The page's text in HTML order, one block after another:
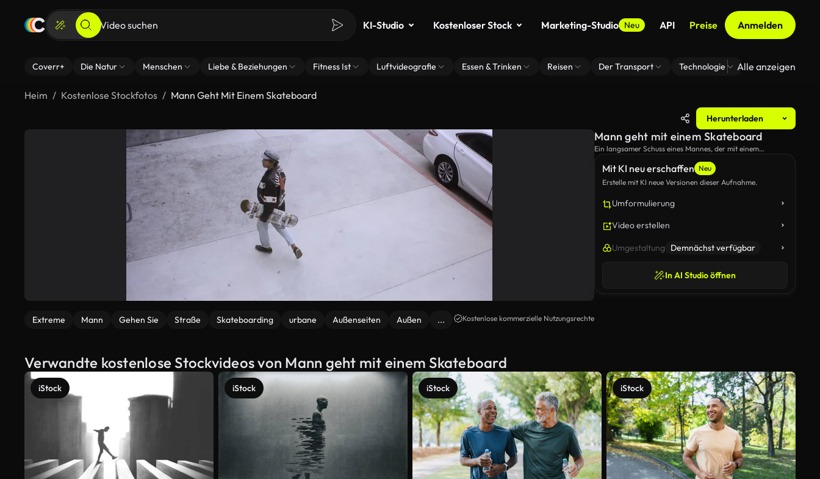
KI-Studio Kostenloser Stock Marketing-Studio Neu API Preise Anmelden
Coverr+ Die Natur Menschen Liebe & Beziehungen Fitness Ist Luftvideografie Essen & Trinken Reisen Der Transport Technologie Zoom Virtuelle
Alle anzeigen
Heim Kostenlose Stockfotos Mann Geht Mit Einem Skateboard
Herunterladen
Extreme Mann Gehen Sie Straße Skateboarding urbane Außenseiten Außen ... Kostenlose kommerzielle Nutzungsrechte
Mit KI neu erschaffen Neu
Erstelle mit KI neue Versionen dieser Aufnahme.
Umformulierung
Video erstellen
Umgestaltung Demnächst verfügbar
In AI Studio öffnen
Mann geht mit einem Skateboard
Ein langsamer Schuss eines Mannes, der mit einem
Verwandte kostenlose Stockvideos von Mann geht mit einem Skateboard
iStock iStock iStock iStock